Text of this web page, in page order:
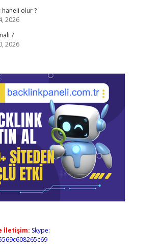
haneli olur ?
2026
?
2026
İletişim: Skype: